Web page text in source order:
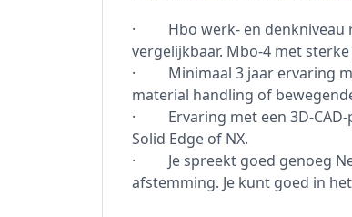
· Hbo werk- en denkniveau
vergelijkbaar. Mbo-4 met
· Minimaal 3 jaar ervaring
material handling of
· Ervaring met een 3D-CAD-
Solid Edge of NX.
· Je spreekt goed genoeg
afstemming. Je kunt goed in